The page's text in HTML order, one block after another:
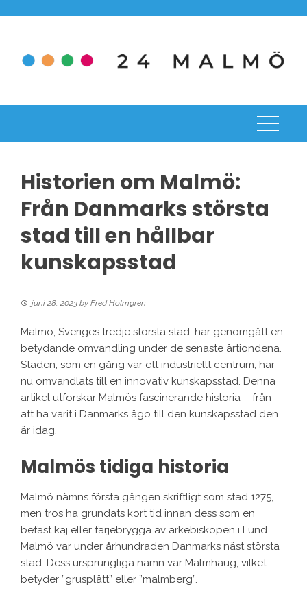
Historien om Malmö:
Från Danmarks största
stad till en hållbar
kunskapsstad
juni 28, 2023 by Fred Holmgren
Malmö, Sveriges tredje största stad, har genomgått en
betydande omvandling under de senaste årtiondena.
Staden, som en gång var ett industriellt centrum, har
nu omvandlats till en innovativ kunskapsstad. Denna
artikel utforskar Malmös fascinerande historia – från
att ha varit i Danmarks ägo till den kunskapsstad den
är idag.
Malmös tidiga historia
Malmö nämns första gången skriftligt som stad 1275,
men tros ha grundats kort tid innan dess som en
befäst kaj eller färjebrygga av ärkebiskopen i Lund.
Malmö var under århundraden Danmarks näst största
stad. Dess ursprungliga namn var Malmhaug, vilket
betyder ”grusplätt” eller ”malmberg”.